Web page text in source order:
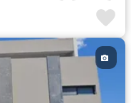
Internet
de televisión
por cable
Despacho